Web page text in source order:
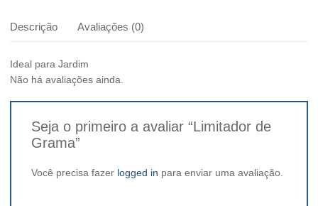
Descrição Avaliações (0)
Ideal para Jardim
Não há avaliações ainda.
Seja o primeiro a avaliar “Limitador de
Grama”
Você precisa fazer logged in para enviar uma avaliação.